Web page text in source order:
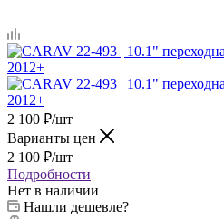
2 100 ₽/шт
Варианты цен
2 100 ₽/шт
Подробности
Нет в наличии
Нашли дешевле?